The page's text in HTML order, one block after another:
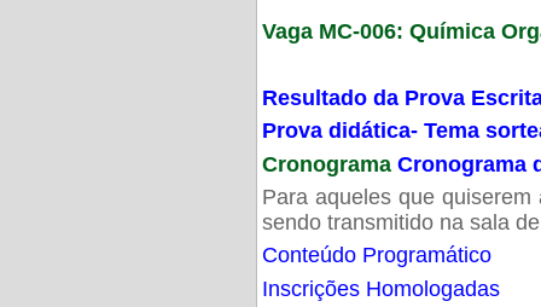
Vaga MC-006: Química
Resultado da Prova
Prova didática- Tema
Cronograma Cronograma
Para aqueles que
sendo transmitido na sala
Conteúdo Programático
Inscrições Homologadas